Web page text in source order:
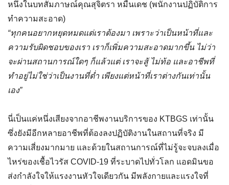
หนึ่งในบทสัมภาษณ์คุณสุจิตรา หมื่นเดช (พนักงานปฏิบัติการ
ทำความสะอาด)
“ทุกคนอยากหยุดหมดแต่เราต้องมา เพราะว่าเป็นหน้าที่และ
ความรับผิดชอบของเรา เราก็เพิ่มความสะอาดมากขึ้น ไม่ว่า
จะผ่านสถานการณ์ใดๆ ก็แล้วแต่ เราจะสู้ ไม่ท้อ และอาชีพที่
ทำอยู่ไม่ใช่ว่าเป็นงานที่ต่ำ เพียงแต่หน้าที่เราต่างกันเท่านั้น
เอง”
นี่เป็นแค่หนึ่งเสียงจากอาชีพงานบริการของ KTBGS เท่านั้น
ซึ่งยังมีอีกหลายอาชีพที่ต้องลงปฏิบัติงานในสถานที่จริง มี
ความเสี่ยงมากมาย และด้วยในสถานการณ์ที่ไม่รู้จะจบลงเมื่อ
ไหร่ของเชื้อไวรัส COVID-19 ที่ระบาดไปทั่วโลก แอดมินขอ
ส่งกำลังใจให้แรงงานหัวใจเดียวกัน มีพลังกายและแรงใจที่